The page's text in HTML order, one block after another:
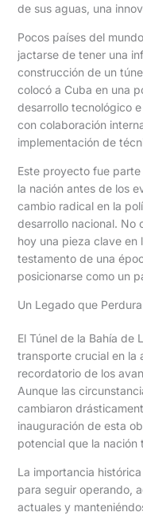
de sus aguas, una
Pocos países del
jactarse de tener una
construcción de un
colocó a Cuba en una
desarrollo tecnológico
con colaboración
implementación de
Este proyecto fue
la nación antes de los
cambio radical en la
desarrollo nacional. No
hoy una pieza clave en
testamento de una
posicionarse como un
Un Legado que Perdura
El Túnel de la Bahía de
transporte crucial en la
recordatorio de los
Aunque las
cambiaron
inauguración de esta
potencial que la nación
La importancia
para seguir operando,
actuales y